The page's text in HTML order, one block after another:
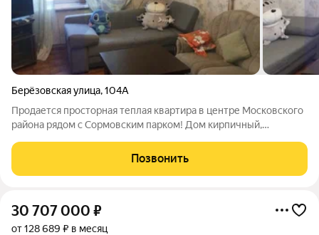
Берёзовская улица,104А
Продается просторная теплая квартира в центре Московского
района рядом с Сормовским парком! Дом кирпичный,
звукоизоляцией, в 2025 году отремонтированы входные
группы современными материалами, в под"езде
Позвонить
30 707 000 ₽
от 128 689 ₽ в месяц